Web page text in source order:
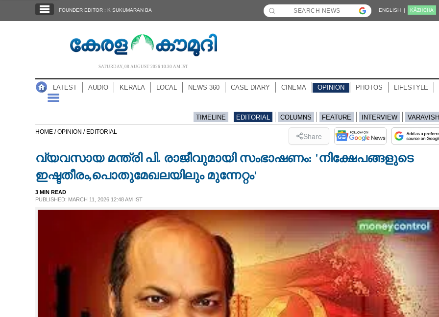
NOTIFIED NEWS
NEWS 360
CASE DIARY
FOUNDER EDITOR : K SUKUMARAN BA ENGLISH | KĀZHCHA
SATURDAY, 08 AUGUST 2026 10.30 AM IST
LATEST AUDIO KERALA LOCAL NEWS 360 CASE DIARY CINEMA OPINION PHOTOS LIFESTYLE
TIMELINE EDITORIAL COLUMNS FEATURE INTERVIEW
HOME /OPINION / EDITORIAL Share
വ്യവസായ മന്ത്രി പി. രാജീവുമായി സംഭാഷണം: 'നിക്ഷേപങ്ങളുടെ
ഇഷ്ടതീരം,​പൊതുമേഖലയിലും മുന്നേറ്റം'
3 MIN READ
PUBLISHED: MARCH 11, 2026 12:48 AM IST